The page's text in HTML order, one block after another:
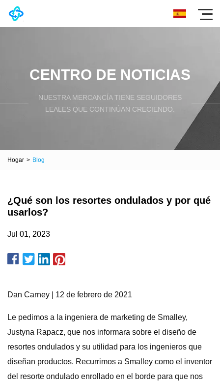
CENTRO DE NOTICIAS
NUESTRA MERCANCÍA TIENE SEGUIDORES
LEALES QUE CONTINÚAN CRECIENDO.
Hogar > Blog
¿Qué son los resortes ondulados y por qué
usarlos?
Jul 01, 2023
Dan Carney | 12 de febrero de 2021
Le pedimos a la ingeniera de marketing de Smalley,
Justyna Rapacz, que nos informara sobre el diseño de
resortes ondulados y su utilidad para los ingenieros que
diseñan productos. Recurrimos a Smalley como el inventor
del resorte ondulado enrollado en el borde para que nos